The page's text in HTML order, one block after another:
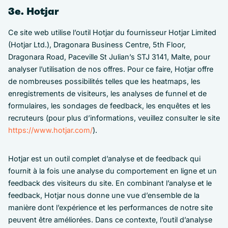
3e. Hotjar
Ce site web utilise l’outil Hotjar du fournisseur Hotjar Limited
(Hotjar Ltd.), Dragonara Business Centre, 5th Floor,
Dragonara Road, Paceville St Julian’s STJ 3141, Malte, pour
analyser l’utilisation de nos offres. Pour ce faire, Hotjar offre
de nombreuses possibilités telles que les heatmaps, les
enregistrements de visiteurs, les analyses de funnel et de
formulaires, les sondages de feedback, les enquêtes et les
recruteurs (pour plus d’informations, veuillez consulter le site
https://www.hotjar.com/).
Hotjar est un outil complet d’analyse et de feedback qui
fournit à la fois une analyse du comportement en ligne et un
feedback des visiteurs du site. En combinant l’analyse et le
feedback, Hotjar nous donne une vue d’ensemble de la
manière dont l’expérience et les performances de notre site
peuvent être améliorées. Dans ce contexte, l’outil d’analyse